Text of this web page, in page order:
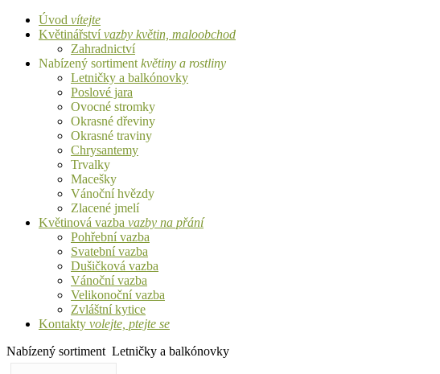
Úvod vítejte
Květinářstvívazby květin, maloobchod
Zahradnictví
Nabízený sortiment květiny a rostliny
Letničky a balkónovky
Poslové jara
Ovocné stromky
Okrasné dřeviny
Okrasné traviny
Chrysantemy
Trvalky
Macešky
Vánoční hvězdy
Zlacené jmelí
Květinová vazba vazby na přání
Pohřební vazba
Svatební vazba
Dušičková vazba
Vánoční vazba
Velikonoční vazba
Zvláštní kytice
Kontakty volejte, ptejte se
Nabízený sortiment Letničky a balkónovky